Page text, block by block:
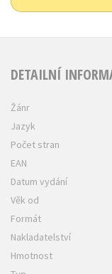
DETAILNÍ
Žánr
Jazyk
Počet stran
EAN
Datum vydání
Věk od
Formát
Nakladatelství
Hmotnost